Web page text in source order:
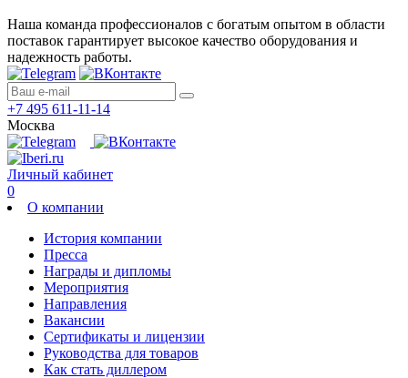
Наша команда профессионалов с богатым опытом в области
поставок гарантирует высокое качество оборудования и
надежность работы.
+7 495 611-11-14
Москва
Личный кабинет
0
О компании
История компании
Пресса
Награды и дипломы
Мероприятия
Направления
Вакансии
Сертификаты и лицензии
Руководства для товаров
Как стать диллером